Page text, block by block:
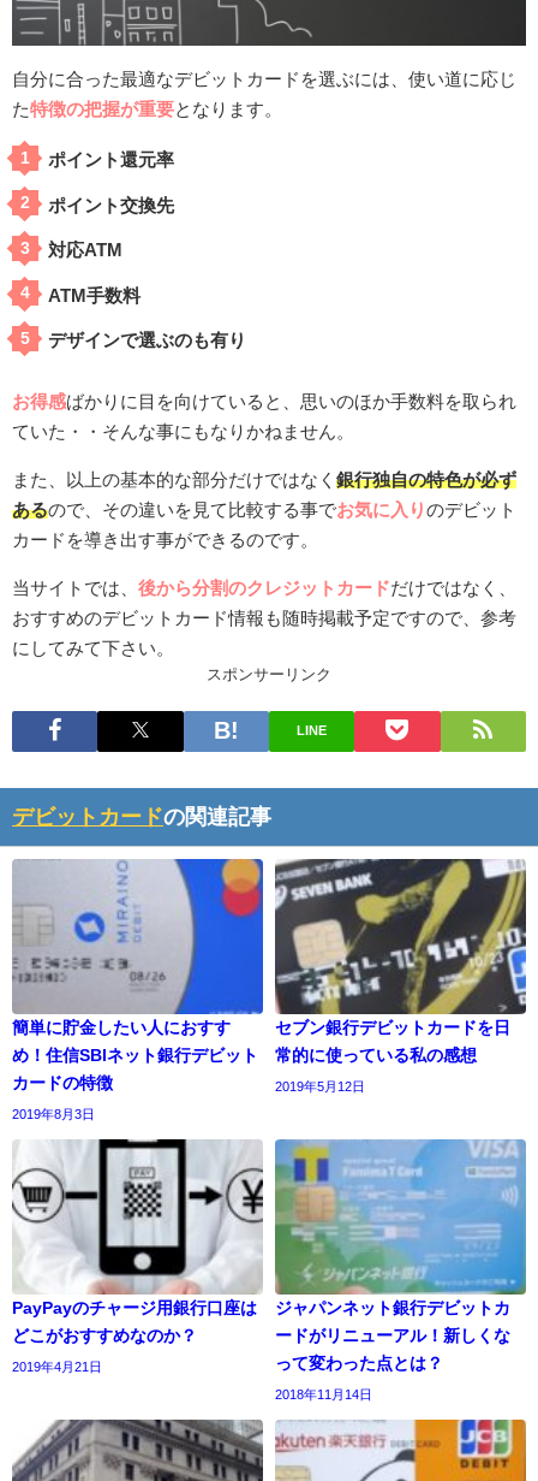
自分に合った最適なデビットカードを選ぶには、使い道に応じ
た特徴の把握が重要となります。
ポイント還元率
ポイント交換先
対応ATM
ATM手数料
デザインで選ぶのも有り
お得感ばかりに目を向けていると、思いのほか手数料を取られ
ていた・・そんな事にもなりかねません。
また、以上の基本的な部分だけではなく 銀行独自の特色が必ず
あるので、その違いを見て比較する事でお気に入り のデビット
カードを導き出す事ができるのです。
当サイトでは、 後から分割のクレジットカードだけではなく、
おすすめのデビットカード情報も随時掲載予定ですので、参考
にしてみて下さい。
スポンサーリンク
LINE
デビットカードの関連記事
簡単に貯金したい人におすす
め！住信SBIネット銀行デビット
カードの特徴
2019年8月3日
セブン銀行デビットカードを日
常的に使っている私の感想
2019年5月12日
PayPayのチャージ用銀行口座は
どこがおすすめなのか？
2019年4月21日
ジャパンネット銀行デビットカ
ードがリニューアル！新しくな
って変わった点とは？
2018年11月14日